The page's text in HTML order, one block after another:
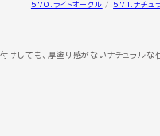
570.ライトオークル / 571.ナチュ
けしても、厚塗り感がないナチュラルな